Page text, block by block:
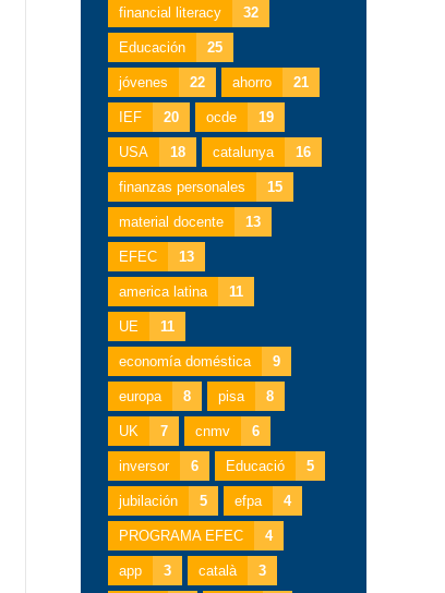
financial literacy 32
Educación 25
jóvenes 22 ahorro 21
IEF 20 ocde 19
USA 18 catalunya 16
finanzas personales 15
material docente 13
EFEC 13
america latina 11
UE 11
economía doméstica 9
europa 8 pisa 8
UK 7 cnmv 6
inversor 6 Educació 5
jubilación 5 efpa 4
PROGRAMA EFEC 4
app 3 català 3